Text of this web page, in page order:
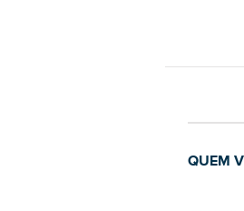
QUEM